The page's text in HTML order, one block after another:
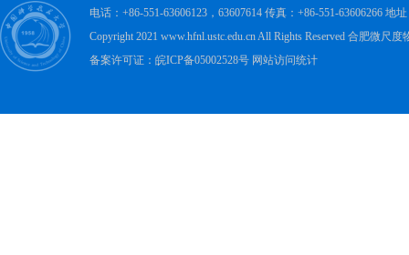
电话：+86-551-63606123，63607614 传真：+86-551-63606266 地
Copyright 2021 www.hfnl.ustc.edu.cn All Rights Reserved 合肥微尺
备案许可证：皖ICP备05002528号 网站访问统计